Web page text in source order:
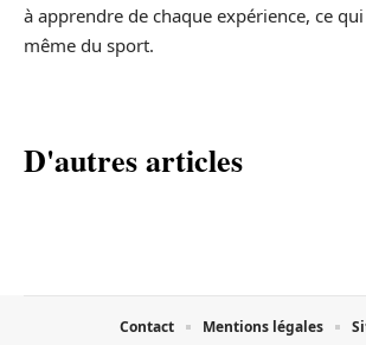
à apprendre de chaque expérience, ce
même du sport.
D'autres articles
Contact Mentions légales